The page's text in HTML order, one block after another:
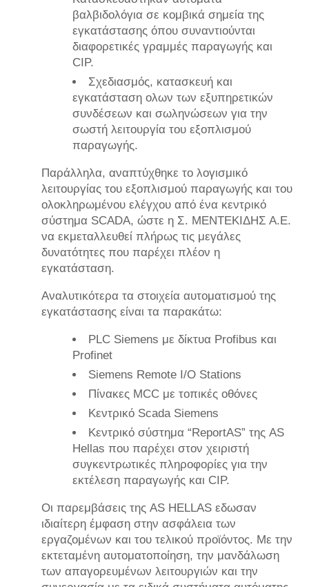
βαλβιδολόγια σε κομβικά σημεία της
εγκατάστασης όπου συναντιούνται
διαφορετικές γραμμές παραγωγής και
CIP.
Σχεδιασμός, κατασκευή και
εγκατάσταση ολων των εξυπηρετικών
συνδέσεων και σωληνώσεων για την
σωστή λειτουργία του εξοπλισμού
παραγωγής.
Παράλληλα, αναπτύχθηκε το λογισμικό
λειτουργίας του εξοπλισμού παραγωγής και του
ολοκληρωμένου ελέγχου από ένα κεντρικό
σύστημα SCADA, ώστε η Σ. ΜΕΝΤΕΚΙΔΗΣ Α.Ε.
να εκμεταλλευθεί πλήρως τις μεγάλες
δυνατότητες που παρέχει πλέον η
εγκατάσταση.
Αναλυτικότερα τα στοιχεία αυτοματισμού της
εγκατάστασης είναι τα παρακάτω:
PLC Siemens με δίκτυα Profibus και
Profinet
Siemens Remote I/O Stations
Πίνακες MCC με τοπικές οθόνες
Κεντρικό Scada Siemens
Κεντρικό σύστημα “ReportAS” της AS
Hellas που παρέχει στον χειριστή
συγκεντρωτικές πληροφορίες για την
εκτέλεση παραγωγής και CIP.
Οι παρεμβάσεις της AS HELLAS εδωσαν
ιδιαίτερη έμφαση στην ασφάλεια των
εργαζομένων και του τελικού προϊόντος. Με την
εκτεταμένη αυτοματοποίηση, την μανδάλωση
των απαγορευμένων λειτουργιών και την